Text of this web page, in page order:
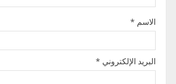
i
o
n
الاسم *
البريد الإلكتروني *